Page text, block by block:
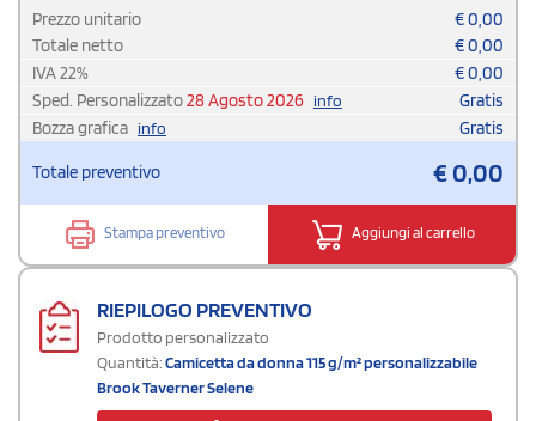
Prezzo unitario €0,00
Totale netto
€0,00
IVA22% €0,00
Sped. Personalizzato28 Agosto 2026 info
Gratis
Bozza grafica info Gratis
Totale preventivo €0,00
Stampa preventivo Aggiungi al carrello
RIEPILOGO PREVENTIVO
Prodotto personalizzato
Quantità:Camicetta da donna 115 g/m² personalizzabile
Brook Taverner Selene